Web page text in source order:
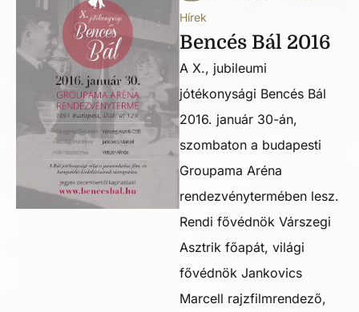
Hírek
Bencés Bál 2016
A X., jubileumi
jótékonysági Bencés Bál
2016. január 30-án,
szombaton a budapesti
Groupama Aréna
rendezvénytermében lesz.
Rendi fővédnök Várszegi
Asztrik főapát, világi
fővédnök Jankovics
Marcell rajzfilmrendező,